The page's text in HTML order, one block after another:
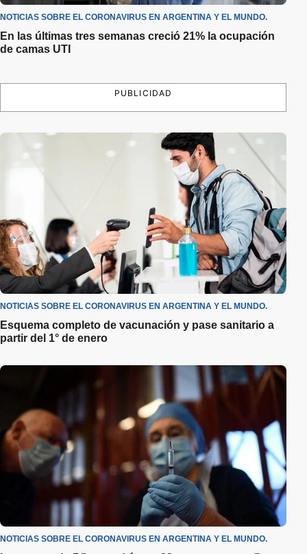
NOTICIAS SOBRE EL CORONAVIRUS EN ARGENTINA Y EL MUNDO.
En las últimas tres semanas creció 21% la ocupación
de camas UTI
PUBLICIDAD
NOTICIAS SOBRE EL CORONAVIRUS EN ARGENTINA Y EL MUNDO.
Esquema completo de vacunación y pase sanitario a
partir del 1° de enero
NOTICIAS SOBRE EL CORONAVIRUS EN ARGENTINA Y EL MUNDO.